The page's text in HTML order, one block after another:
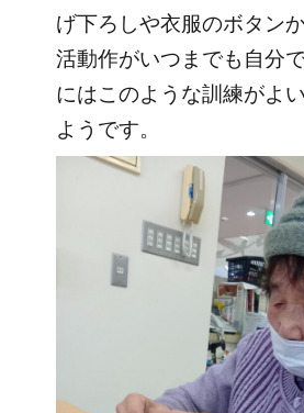
げ下ろしや衣服のボタン
活動作がいつまでも自分
にはこのような訓練がよ
ようです。